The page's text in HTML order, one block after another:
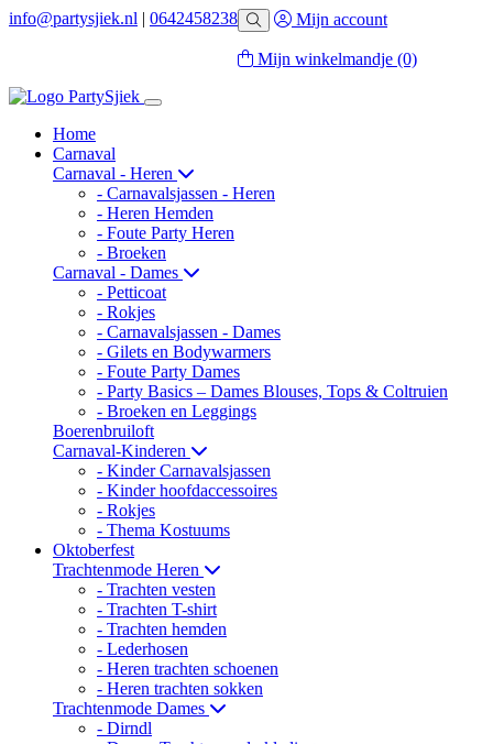
info@partysjiek.nl | 0642458238 Mijn account
Mijn winkelmandje (0)
Home
Carnaval
Carnaval - Heren
- Carnavalsjassen - Heren
- Heren Hemden
- Foute Party Heren
- Broeken
Carnaval - Dames
- Petticoat
- Rokjes
- Carnavalsjassen - Dames
- Gilets en Bodywarmers
- Foute Party Dames
- Party Basics – Dames Blouses, Tops & Coltruien
- Broeken en Leggings
Boerenbruiloft
Carnaval-Kinderen
- Kinder Carnavalsjassen
- Kinder hoofdaccessoires
- Rokjes
- Thema Kostuums
Oktoberfest
Trachtenmode Heren
- Trachten vesten
- Trachten T-shirt
- Trachten hemden
- Lederhosen
- Heren trachten schoenen
- Heren trachten sokken
Trachtenmode Dames
- Dirndl